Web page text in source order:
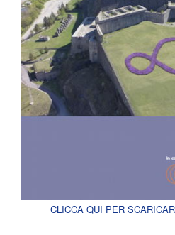
CLICCA QUI PER